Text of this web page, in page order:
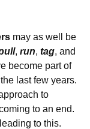
may as well be
, run, tag, and
become part of
last few years.
to
to an end.
to this.